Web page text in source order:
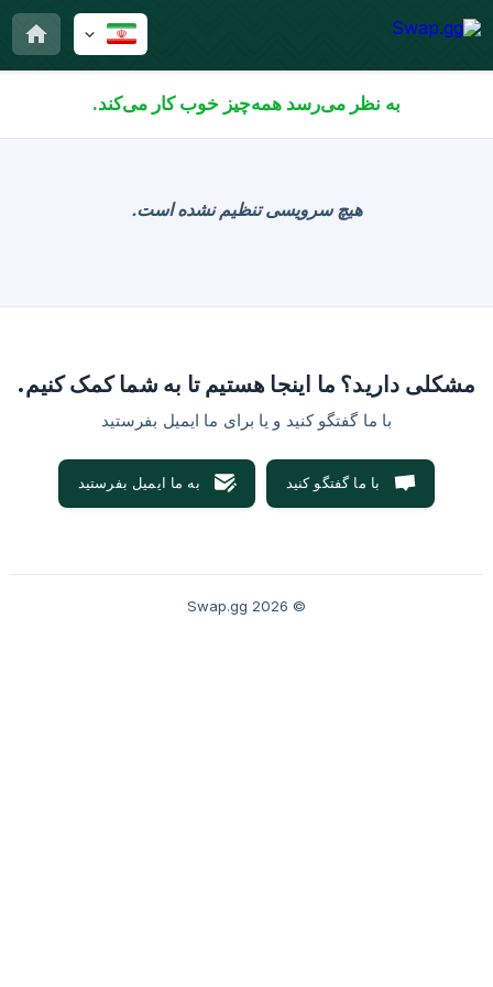
به نظر می‌رسد همه‌چیز خوب کار می‌کند.
هیچ سرویسی تنظیم نشده است.
مشکلی دارید؟ ما اینجا هستیم تا به شما کمک کنیم.
با ما گفتگو کنید و یا برای ما ایمیل بفرستید
با ما گفتگو کنید به ما ایمیل بفرستید
© 2026 Swap.gg